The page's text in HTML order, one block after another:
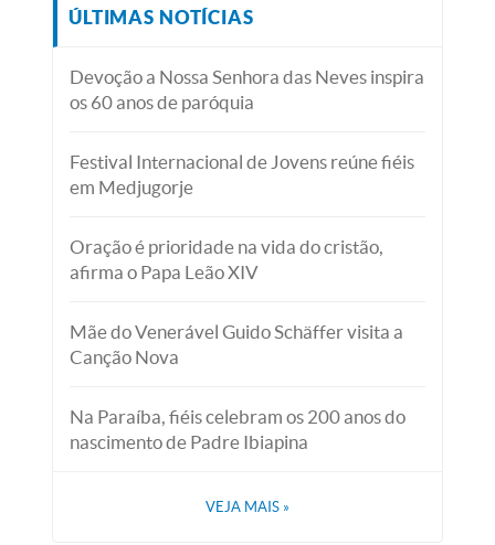
ÚLTIMAS NOTÍCIAS
Devoção a Nossa Senhora das Neves inspira
os 60 anos de paróquia
Festival Internacional de Jovens reúne fiéis
em Medjugorje
Oração é prioridade na vida do cristão,
afirma o Papa Leão XIV
Mãe do Venerável Guido Schäffer visita a
Canção Nova
Na Paraíba, fiéis celebram os 200 anos do
nascimento de Padre Ibiapina
VEJA MAIS »